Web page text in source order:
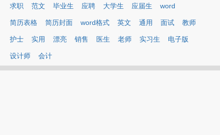
求职 范文 毕业生 应聘 大学生 应届生 word
简历表格 简历封面 word格式 英文 通用 面试 教师
护士 实用 漂亮 销售 医生 老师 实习生 电子版
设计师 会计